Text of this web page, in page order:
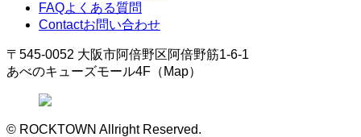
FAQよくある質問
Contactお問い合わせ
〒545-0052 大阪市阿倍野区阿倍野筋1-6-1
あべのキューズモール4F（Map）
© ROCKTOWN Allright Reserved.